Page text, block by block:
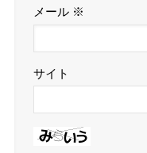
メール ※
サイト